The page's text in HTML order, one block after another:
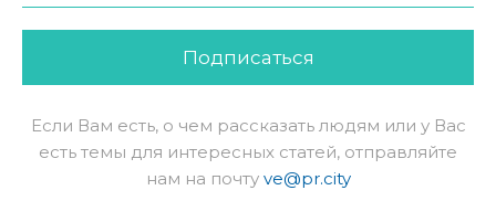
Подписаться
Если Вам есть, о чем рассказать людям или у Вас
есть темы для интересных статей, отправляйте
нам на почту ve@pr.city